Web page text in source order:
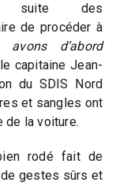
suite des
de procéder à
avons d’abord
capitaine Jean-
du SDIS Nord
et sangles ont
de la voiture.
rodé fait de
gestes sûrs et